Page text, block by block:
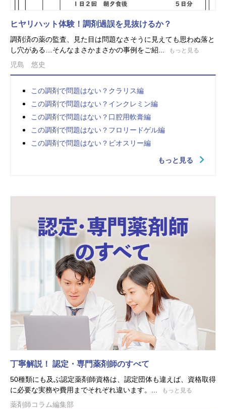
ヒヤリハット体験！調剤過誤を見抜けるか？
調剤済の薬の監査、見た目は問題なさそうに見えても思わぬ落と
し穴がある…そんなまさかまさかの事例をご紹...
もっと見る
児島 悠史
この調剤で問題はない？クラリス編
この調剤で問題はない？インクレミン編
この調剤で問題はない？口腔用軟膏編
この調剤で問題はない？フロリードゲル編
この調剤で問題はない？ビオスリー編
もっと見る
丁寧解説！ 認定・専門薬剤師のすべて
50種類にも及ぶ認定薬剤師資格は、認定団体も違えば、資格取得
に必要な実務や費用までそれぞれ違います。...
もっと見る
薬剤師コラム編集部